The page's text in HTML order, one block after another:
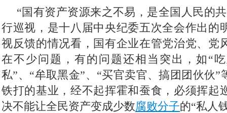
“国有资产资源来之不易，是全国人民的
行巡视，是十八届中央纪委五次全会作出的
视反馈的情况看，国有企业在管党治党、党
在不少问题，有的问题还相当突出，如“
私”、“牟取黑金”、“买官卖官、搞团团伙伙”
铁打的基业，经不起挥霍和蚕食，必须挥起
决不能让全民资产变成少数腐败分子的“私人